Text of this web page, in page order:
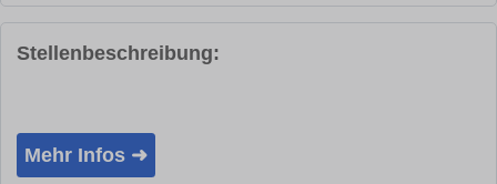
Stellenbeschreibung:
Mehr Infos ➜